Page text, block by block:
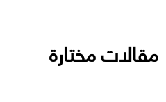
مقالات مختارة